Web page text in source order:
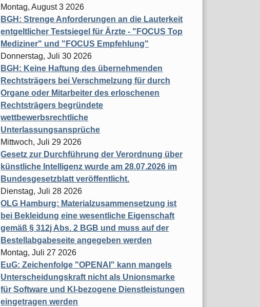
Montag, August 3 2026
BGH: Strenge Anforderungen an die Lauterkeit
entgeltlicher Testsiegel für Ärzte - "FOCUS Top
Mediziner" und "FOCUS Empfehlung"
Donnerstag, Juli 30 2026
BGH: Keine Haftung des übernehmenden
Rechtsträgers bei Verschmelzung für durch
Organe oder Mitarbeiter des erloschenen
Rechtsträgers begründete
wettbewerbsrechtliche
Unterlassungsansprüche
Mittwoch, Juli 29 2026
Gesetz zur Durchführung der Verordnung über
künstliche Intelligenz wurde am 28.07.2026 im
Bundesgesetzblatt veröffentlicht.
Dienstag, Juli 28 2026
OLG Hamburg: Materialzusammensetzung ist
bei Bekleidung eine wesentliche Eigenschaft
gemäß § 312j Abs. 2 BGB und muss auf der
Bestellabgabeseite angegeben werden
Montag, Juli 27 2026
EuG: Zeichenfolge "OPENAI" kann mangels
Unterscheidungskraft nicht als Unionsmarke
für Software und KI-bezogene Dienstleistungen
eingetragen werden